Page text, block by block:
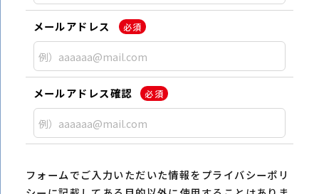
メールアドレス 必須
メールアドレス確認 必須
フォームでご入力いただいた情報をプライバシーポリ